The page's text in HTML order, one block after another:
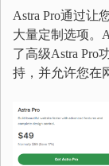
Astra Pro通过让
大量定制选项。
了高级Astra Pro
持，并允许您在